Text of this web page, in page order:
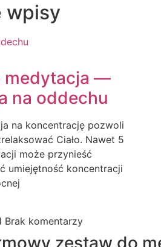
wpisy
medytacja —
na oddechu
na koncentrację pozwoli
Ciało. Nawet 5
może przynieść
umiejętność koncentracji
Brak komentarzy
zestaw do